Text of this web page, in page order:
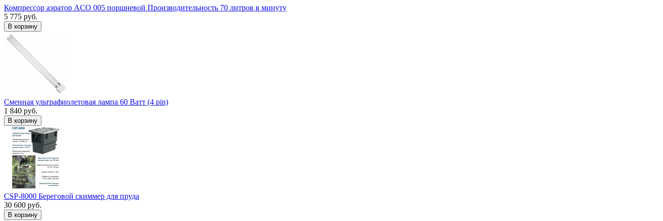
Компрессор аэратор ACO 005 поршневой Производительность 70 литров в минуту
5 775 руб.
В корзину
Сменная ультрафиолетовая лампа 60 Ватт (4 pin)
1 840 руб.
В корзину
CSP-8000 Береговой скиммер для пруда
30 600 руб.
В корзину